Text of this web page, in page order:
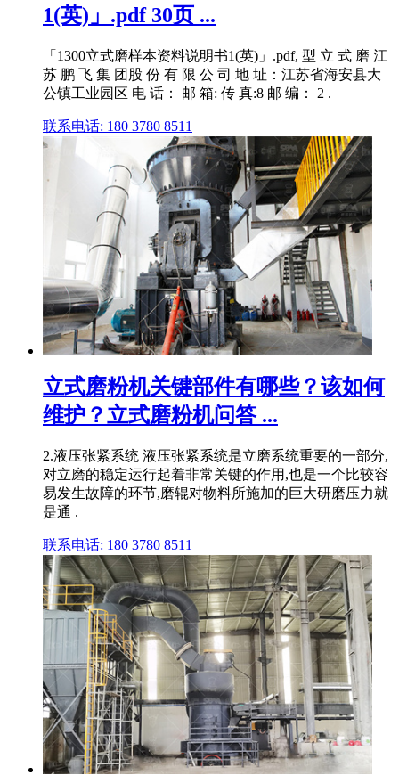
1(英)」.pdf 30页 ...
「1300立式磨样本资料说明书1(英)」.pdf, 型 立 式 磨 江
苏 鹏 飞 集 团股 份 有 限 公 司 地 址：江苏省海安县大
公镇工业园区 电 话： 邮 箱: 传 真:8 邮 编： 2 .
联系电话: 180 3780 8511
立式磨粉机关键部件有哪些？该如何
维护？立式磨粉机问答 ...
2.液压张紧系统 液压张紧系统是立磨系统重要的一部分,
对立磨的稳定运行起着非常关键的作用,也是一个比较容
易发生故障的环节,磨辊对物料所施加的巨大研磨压力就
是通 .
联系电话: 180 3780 8511